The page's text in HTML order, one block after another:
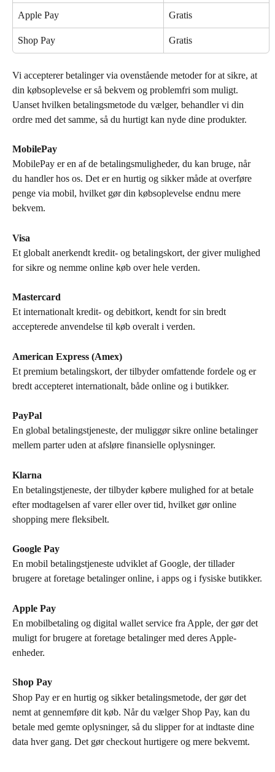
Apple Pay Gratis
Shop Pay Gratis
Vi accepterer betalinger via ovenstående metoder for at sikre, at
din købsoplevelse er så bekvem og problemfri som muligt.
Uanset hvilken betalingsmetode du vælger, behandler vi din
ordre med det samme, så du hurtigt kan nyde dine produkter.
MobilePay
MobilePay er en af de betalingsmuligheder, du kan bruge, når
du handler hos os. Det er en hurtig og sikker måde at overføre
penge via mobil, hvilket gør din købsoplevelse endnu mere
bekvem.
Visa
Et globalt anerkendt kredit- og betalingskort, der giver mulighed
for sikre og nemme online køb over hele verden.
Mastercard
Et internationalt kredit- og debitkort, kendt for sin bredt
accepterede anvendelse til køb overalt i verden.
American Express (Amex)
Et premium betalingskort, der tilbyder omfattende fordele og er
bredt accepteret internationalt, både online og i butikker.
PayPal
En global betalingstjeneste, der muliggør sikre online betalinger
mellem parter uden at afsløre finansielle oplysninger.
Klarna
En betalingstjeneste, der tilbyder købere mulighed for at betale
efter modtagelsen af varer eller over tid, hvilket gør online
shopping mere fleksibelt.
Google Pay
En mobil betalingstjeneste udviklet af Google, der tillader
brugere at foretage betalinger online, i apps og i fysiske butikker.
Apple Pay
En mobilbetaling og digital wallet service fra Apple, der gør det
muligt for brugere at foretage betalinger med deres Apple-
enheder.
Shop Pay
Shop Pay er en hurtig og sikker betalingsmetode, der gør det
nemt at gennemføre dit køb. Når du vælger Shop Pay, kan du
betale med gemte oplysninger, så du slipper for at indtaste dine
data hver gang. Det gør checkout hurtigere og mere bekvemt.